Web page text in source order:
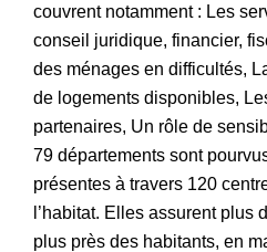
couvrent notamment : Les
conseil juridique, financier,
des ménages en difficultés,
de logements disponibles,
partenaires, Un rôle de
79 départements sont
présentes à travers 120
l’habitat. Elles assurent plus
plus près des habitants, en